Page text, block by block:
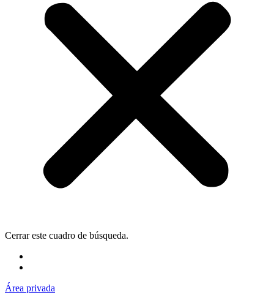
Cerrar este cuadro de búsqueda.
Área privada